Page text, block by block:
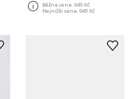
Běžná cena: 949 Kč
Nejnižší cena: 949 Kč